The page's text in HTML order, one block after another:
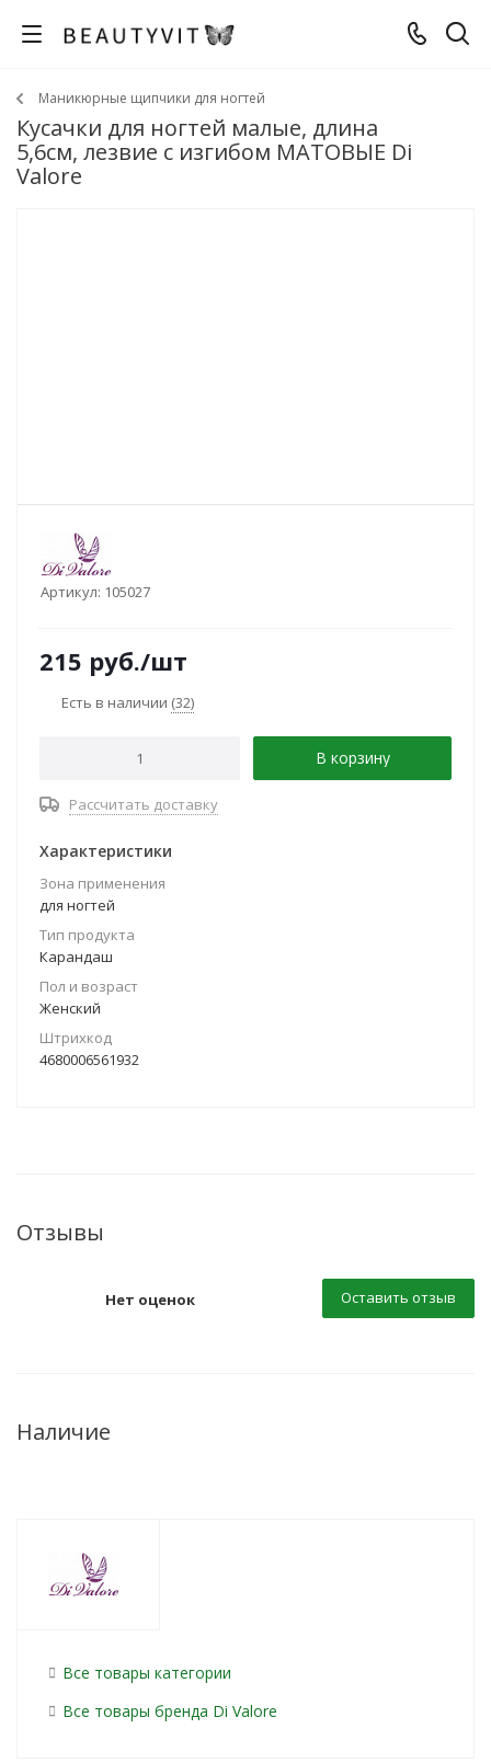
Маникюрные щипчики для ногтей
Кусачки для ногтей малые, длина
5,6см, лезвие с изгибом МАТОВЫЕ Di
Valore
Артикул: 105027
215 руб./шт
Есть в наличии (32)
В корзину
Рассчитать доставку
Характеристики
Зона применения
для ногтей
Тип продукта
Карандаш
Пол и возраст
Женский
Штрихкод
4680006561932
Отзывы
Нет оценок Оставить отзыв
Наличие
Все товары категории
Все товары бренда Di Valore